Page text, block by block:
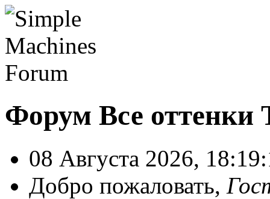
Форум Все оттенки
08 Августа 2026,
Добро пожаловать,